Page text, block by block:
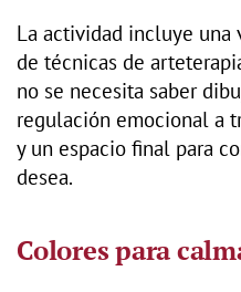
La actividad incluye una
de técnicas de
no se necesita saber
regulación emocional a
y un espacio final para
desea.
Colores para